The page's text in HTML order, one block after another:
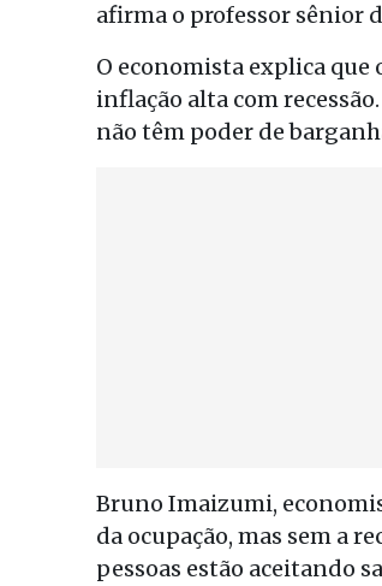
afirma o professor sênior
O economista explica que
inflação alta com
não têm poder de
Bruno Imaizumi,
da ocupação, mas sem a
pessoas estão aceitando